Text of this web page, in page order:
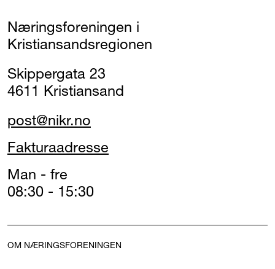
Næringsforeningen i
Kristiansandsregionen
Skippergata 23
4611 Kristiansand
post@nikr.no
Fakturaadresse
Man - fre
08:30 - 15:30
OM NÆRINGSFORENINGEN